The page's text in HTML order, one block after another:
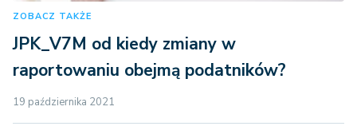
ZOBACZ TAKŻE
JPK_V7M od kiedy zmiany w
raportowaniu obejmą podatników?
19 października 2021